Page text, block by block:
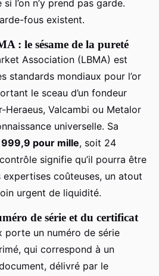
l’on n’y prend pas garde.
fous existent.
: le sésame de la pureté
Association (LBMA) est
standards mondiaux pour l’or
le sceau d’un fondeur
Heraeus, Valcambi ou Metalor
universelle. Sa
999,9 pour mille, soit 24
signifie qu’il pourra être
coûteuses, un atout
urgent de liquidité.
de série et du certificat
porte un numéro de série
qui correspond à un
délivré par le